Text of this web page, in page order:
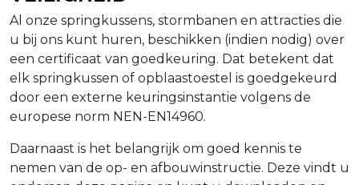
Al onze springkussens, stormbanen en attracties die
u bij ons kunt huren, beschikken (indien nodig) over
een certificaat van goedkeuring. Dat betekent dat
elk springkussen of opblaastoestel is goedgekeurd
door een externe keuringsinstantie volgens de
europese norm NEN-EN14960.
Daarnaast is het belangrijk om goed kennis te
nemen van de op- en afbouwinstructie. Deze vindt u